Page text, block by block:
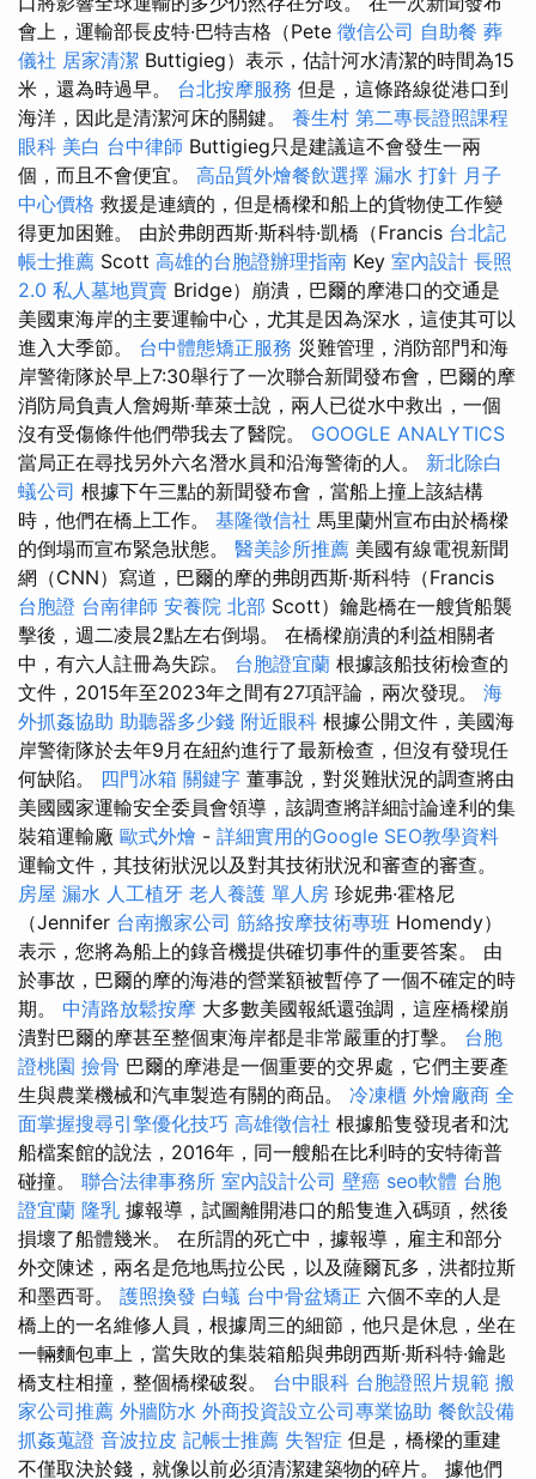
會上，運輸部長皮特·巴特吉格（Pete 徵信公司 自助餐 葬
儀社 居家清潔 Buttigieg）表示，估計河水清潔的時間為15
米，還為時過早。 台北按摩服務 但是，這條路線從港口到
海洋，因此是清潔河床的關鍵。 養生村 第二專長證照課程
眼科 美白 台中律師 Buttigieg只是建議這不會發生一兩
個，而且不會便宜。 高品質外燴餐飲選擇 漏水 打針 月子
中心價格 救援是連續的，但是橋樑和船上的貨物使工作變
得更加困難。 由於弗朗西斯·斯科特·凱橋（Francis 台北記
帳士推薦 Scott 高雄的台胞證辦理指南 Key 室內設計 長照
2.0 私人墓地買賣 Bridge）崩潰，巴爾的摩港口的交通是
美國東海岸的主要運輸中心，尤其是因為深水，這使其可以
進入大季節。 台中體態矯正服務 災難管理，消防部門和海
岸警衛隊於早上7:30舉行了一次聯合新聞發布會，巴爾的摩
消防局負責人詹姆斯·華萊士說，兩人已從水中救出，一個
沒有受傷條件他們帶我去了醫院。 GOOGLE ANALYTICS
當局正在尋找另外六名潛水員和沿海警衛的人。 新北除白
蟻公司 根據下午三點的新聞發布會，當船上撞上該結構
時，他們在橋上工作。 基隆徵信社 馬里蘭州宣布由於橋樑
的倒塌而宣布緊急狀態。 醫美診所推薦 美國有線電視新聞
網（CNN）寫道，巴爾的摩的弗朗西斯·斯科特（Francis
台胞證 台南律師 安養院 北部 Scott）鑰匙橋在一艘貨船襲
擊後，週二凌晨2點左右倒塌。 在橋樑崩潰的利益相關者
中，有六人註冊為失踪。 台胞證宜蘭 根據該船技術檢查的
文件，2015年至2023年之間有27項評論，兩次發現。 海
外抓姦協助 助聽器多少錢 附近眼科 根據公開文件，美國海
岸警衛隊於去年9月在紐約進行了最新檢查，但沒有發現任
何缺陷。 四門冰箱 關鍵字 董事說，對災難狀況的調查將由
美國國家運輸安全委員會領導，該調查將詳細討論達利的集
裝箱運輸廠 歐式外燴 - 詳細實用的Google SEO教學資料
運輸文件，其技術狀況以及對其技術狀況和審查的審查。
房屋 漏水 人工植牙 老人養護 單人房 珍妮弗·霍格尼
（Jennifer 台南搬家公司 筋絡按摩技術專班 Homendy）
表示，您將為船上的錄音機提供確切事件的重要答案。 由
於事故，巴爾的摩的海港的營業額被暫停了一個不確定的時
期。 中清路放鬆按摩 大多數美國報紙還強調，這座橋樑崩
潰對巴爾的摩甚至整個東海岸都是非常嚴重的打擊。 台胞
證桃園 撿骨 巴爾的摩港是一個重要的交界處，它們主要產
生與農業機械和汽車製造有關的商品。 冷凍櫃 外燴廠商 全
面掌握搜尋引擎優化技巧 高雄徵信社 根據船隻發現者和沈
船檔案館的說法，2016年，同一艘船在比利時的安特衛普
碰撞。 聯合法律事務所 室內設計公司 壁癌 seo軟體 台胞
證宜蘭 隆乳 據報導，試圖離開港口的船隻進入碼頭，然後
損壞了船體幾米。 在所謂的死亡中，據報導，雇主和部分
外交陳述，兩名是危地馬拉公民，以及薩爾瓦多，洪都拉斯
和墨西哥。 護照換發 白蟻 台中骨盆矯正 六個不幸的人是
橋上的一名維修人員，根據周三的細節，他只是休息，坐在
一輛麵包車上，當失敗的集裝箱船與弗朗西斯·斯科特·鑰匙
橋支柱相撞，整個橋樑破裂。 台中眼科 台胞證照片規範 搬
家公司推薦 外牆防水 外商投資設立公司專業協助 餐飲設備
抓姦蒐證 音波拉皮 記帳士推薦 失智症 但是，橋樑的重建
不僅取決於錢，就像以前必須清潔建築物的碎片。 據他們